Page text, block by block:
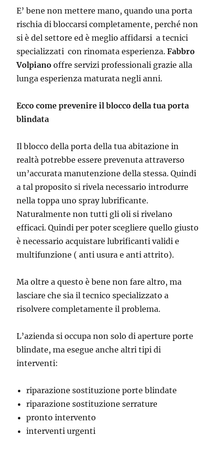
E’ bene non mettere mano, quando una porta
rischia di bloccarsi completamente, perché non
si è del settore ed è meglio affidarsi a tecnici
specializzati con rinomata esperienza. Fabbro
Volpiano offre servizi professionali grazie alla
lunga esperienza maturata negli anni.
Ecco come prevenire il blocco della tua porta
blindata
Il blocco della porta della tua abitazione in
realtà potrebbe essere prevenuta attraverso
un’accurata manutenzione della stessa. Quindi
a tal proposito si rivela necessario introdurre
nella toppa uno spray lubrificante.
Naturalmente non tutti gli oli si rivelano
efficaci. Quindi per poter scegliere quello giusto
è necessario acquistare lubrificanti validi e
multifunzione ( anti usura e anti attrito).
Ma oltre a questo è bene non fare altro, ma
lasciare che sia il tecnico specializzato a
risolvere completamente il problema.
L’azienda si occupa non solo di aperture porte
blindate, ma esegue anche altri tipi di
interventi:
riparazione sostituzione porte blindate
riparazione sostituzione serrature
pronto intervento
interventi urgenti